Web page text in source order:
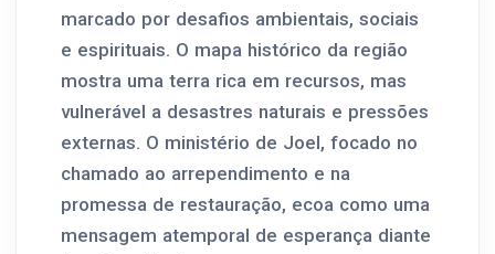
marcado por desafios ambientais, sociais
e espirituais. O mapa histórico da região
mostra uma terra rica em recursos, mas
vulnerável a desastres naturais e pressões
externas. O ministério de Joel, focado no
chamado ao arrependimento e na
promessa de restauração, ecoa como uma
mensagem atemporal de esperança diante